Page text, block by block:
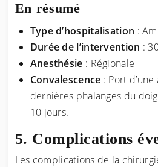
En résumé
Type d’hospitalisation :
Durée de l’intervention :
Anesthésie : Régionale
Convalescence : Port
dernières phalanges du
10 jours.
Complications
Les complications de la